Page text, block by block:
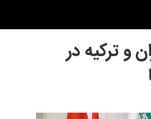
و ترکیه در